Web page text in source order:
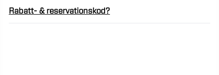
Rabatt- & reservationskod?